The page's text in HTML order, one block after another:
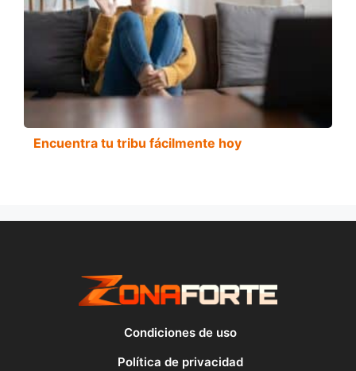
Encuentra tu tribu fácilmente hoy
Condiciones de uso
Política de privacidad